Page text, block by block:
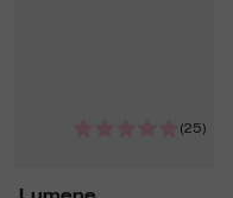
(25)